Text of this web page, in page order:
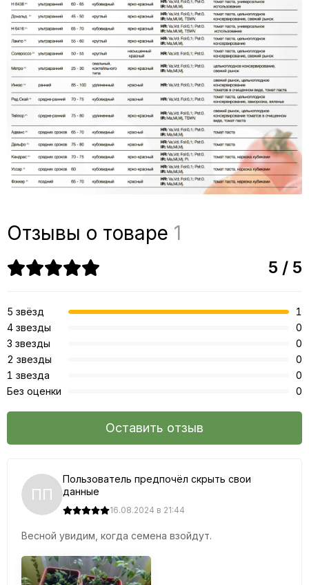
Отзывы о товаре 1
ПП
Пользователь предпочёл скрыть свои
данные
16.08.2024 в 21:44
Весной увидим, когда семена взойдут.
5 / 5
5 звёзд
1
4 звезды
0
3 звезды
0
2 звезды
0
1 звезда
0
Без оценки
0
Оставить отзыв